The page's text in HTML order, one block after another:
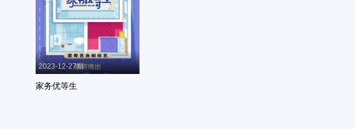
2023-12-27期
家务优等生